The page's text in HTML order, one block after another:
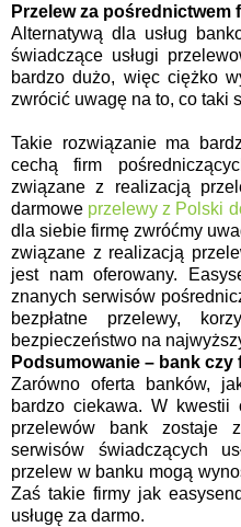
Przelew za
Alternatywą dla usług
świadczące usługi
bardzo dużo, więc ciężko
zwrócić uwagę na to, co taki
Takie rozwiązanie ma
cechą firm
związane z realizacją
darmowe przelewy z Polski
dla siebie firmę zwróćmy
związane z realizacją
jest nam oferowany.
znanych serwisów
bezpłatne przelewy,
bezpieczeństwo na
Podsumowanie – bank
Zarówno oferta banków,
bardzo ciekawa. W kwestii
przelewów bank zostaje
serwisów świadczących
przelew w banku mogą
Zaś takie firmy jak
usługę za darmo.